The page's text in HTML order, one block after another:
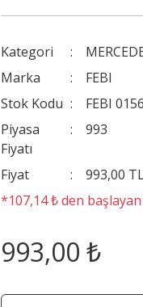
Kategori
Marka
FEBI
Stok Kodu
FEBI
Piyasa
Fiyatı
993
Fiyat
993,00
*107,14 ₺ den
993,00 ₺